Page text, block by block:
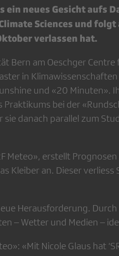
ein neues Gesicht aufs
Sciences und
verlassen hat.
Bern am Oeschger Centre
in
und «20 Minuten».
bei der
danach parallel zum
Meteo», erstellt
Kleiber an. Dieser verliess
Herausforderung. Durch
– Wetter und Medien –
«Mit Nicole Glaus hat